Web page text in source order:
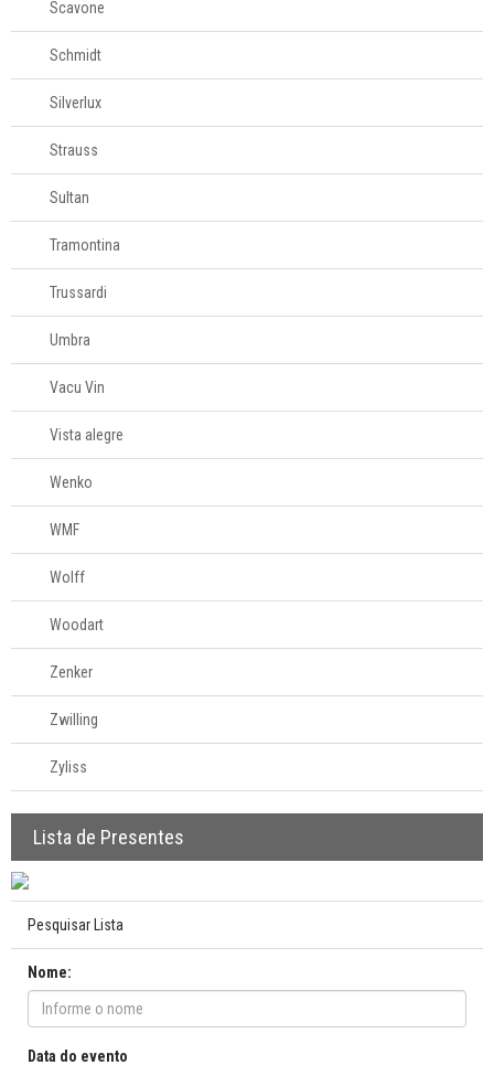
Scavone
Schmidt
Silverlux
Strauss
Sultan
Tramontina
Trussardi
Umbra
Vacu Vin
Vista alegre
Wenko
WMF
Wolff
Woodart
Zenker
Zwilling
Zyliss
Lista de Presentes
Pesquisar Lista
Nome:
Data do evento